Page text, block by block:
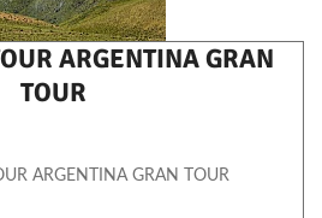
ARGENTINA GRAN
TOUR
ARGENTINA GRAN TOUR